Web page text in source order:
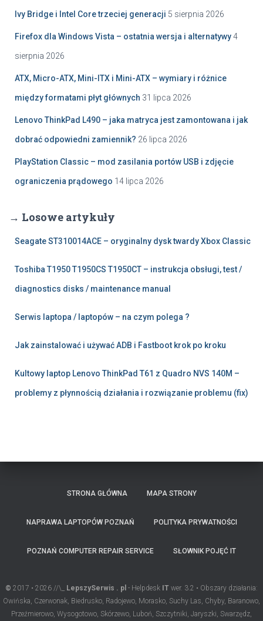
Ivy Bridge i Intel Core trzeciej generacji 5 sierpnia 2026
Firefox dla Windows Vista – ostatnia wersja i alternatywy4
sierpnia 2026
ATX, Micro-ATX, Mini-ITX i Mini-ATX – wymiary i różnice
między formatami płyt głównych 31 lipca 2026
Lenovo ThinkPad L490 – jaka matryca jest zamontowana i jak
dobrać odpowiedni zamiennik? 26 lipca 2026
PlayStation Classic – mod zasilania portów USB i zdjęcie
ograniczenia prądowego 14 lipca 2026
→ Losowe artykuły
Seagate ST310014ACE – oryginalny dysk twardy Xbox Classic
Toshiba T1950 T1950CS T1950CT – instrukcja obsługi, test /
diagnostics disks / maintenance manual
Serwis laptopa / laptopów – na czym polega ?
Jak zainstalować i używać ADB i Fastboot krok po kroku
Kultowy laptop Lenovo ThinkPad T61 z Quadro NVS 140M –
problemy z płynnością działania i rozwiązanie problemu (fix)
STRONA GŁÓWNA MAPA STRONY
NAPRAWA LAPTOPÓW POZNAŃ POLITYKA PRYWATNOŚCI
POZNAŃ COMPUTER REPAIR SERVICE SŁOWNIK POJĘĆ IT
© 2017 • 2026 //\_ LepszySerwis . pl - Helpdesk IT wer. 3.2 • Obszary działania:
Owińska, Czerwonak, Biedrusko, Radojewo, Morasko, Suchy Las, Chyby, Baranowo,
Przeźmierowo, Wysogotowo, Skórzewo, Luboń, Szczytniki, Jaryszki, Swarzędz,